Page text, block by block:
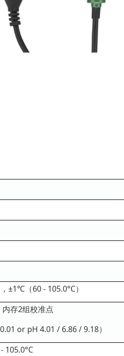
±1℃（60 - 105.0°C）
存2组校准点
or pH 4.01 / 6.86 / 9.18）
105.0°C